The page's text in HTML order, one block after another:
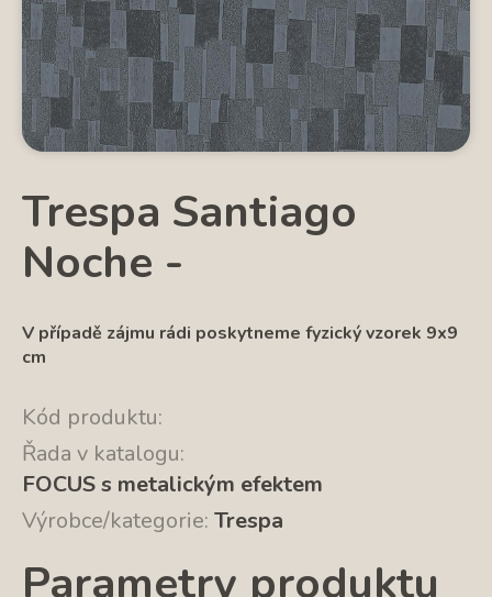
Trespa Santiago
Noche -
V případě zájmu rádi poskytneme fyzický vzorek 9x9
cm
Kód produktu:
Řada v katalogu:
FOCUS s metalickým efektem
Výrobce/kategorie: Trespa
Parametry produktu